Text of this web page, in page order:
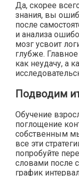
Да, скорее
знания, вы
после
и анализа
мозг усвоит
глубже.
как неудачу, а
Подводим
Обучение
поглощение
собственным
все эти
попробуйте
словами после
график